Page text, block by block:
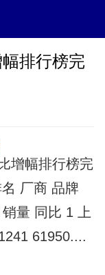
排行榜完
增幅排行榜完
厂商 品牌
量 同比 1 上
61950....